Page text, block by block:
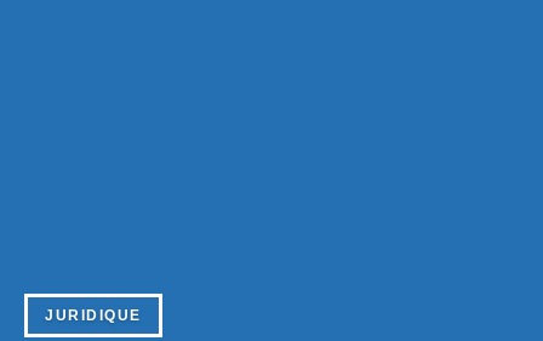
JURIDIQUE